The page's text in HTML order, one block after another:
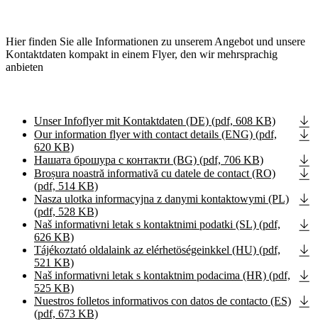
Hier finden Sie alle Informationen zu unserem Angebot und unsere
Kontaktdaten kompakt in einem Flyer, den wir mehrsprachig
anbieten
Unser Infoflyer mit Kontaktdaten (DE) (pdf, 608 KB)
Our information flyer with contact details (ENG) (pdf,
620 KB)
Нашата брошура с контакти (BG) (pdf, 706 KB)
Broșura noastră informativă cu datele de contact (RO)
(pdf, 514 KB)
Nasza ulotka informacyjna z danymi kontaktowymi (PL)
(pdf, 528 KB)
Naš informativni letak s kontaktnimi podatki (SL) (pdf,
626 KB)
Tájékoztató oldalaink az elérhetöségeinkkel (HU) (pdf,
521 KB)
Naš informativni letak s kontaktnim podacima (HR) (pdf,
525 KB)
Nuestros folletos informativos con datos de contacto (ES)
(pdf, 673 KB)